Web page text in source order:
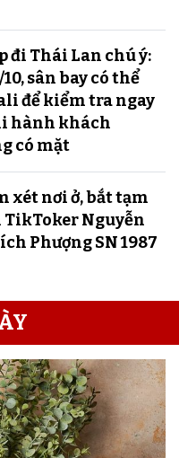
đi Thái Lan chú ý:
10, sân bay có thể
để kiểm tra ngay
hành khách
có mặt
xét nơi ở, bắt tạm
TikToker Nguyễn
Phượng SN 1987